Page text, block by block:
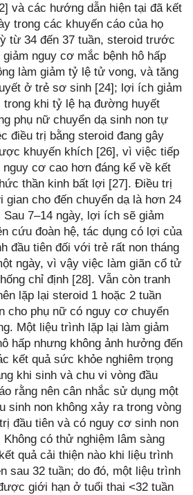
và các hướng dẫn hiện tại đã kết
trong các khuyến cáo của họ
từ 34 đến 37 tuần, steroid trước
nguy cơ mắc bệnh hô hấp
làm giảm tỷ lệ tử vong, và tăng
ở trẻ sơ sinh [24]; lợi ích giảm
trong khi tỷ lệ hạ đường huyết
phụ nữ chuyển dạ sinh non tự
điều trị bằng steroid đang gây
khuyến khích [26], vì việc tiếp
cơ cao hơn đáng kể về kết
thần kinh bất lợi [27]. Điều trị
gian cho đến chuyển dạ là hơn 24
7–14 ngày, lợi ích sẽ giảm
cứu đoàn hệ, tác dụng có lợi của
đầu tiên đối với trẻ rất non tháng
ngày, vì vậy việc làm giãn cổ tử
chỉ định [28]. Vẫn còn tranh
lặp lại steroid 1 hoặc 2 tuần
cho phụ nữ có nguy cơ chuyển
Một liệu trình lặp lại làm giảm
hấp nhưng không ảnh hưởng đến
kết quả sức khỏe nghiêm trọng
khi sinh và chu vi vòng đầu
rằng nên cân nhắc sử dụng một
sinh non không xảy ra trong vòng
đầu tiên và có nguy cơ sinh non
có thử nghiệm lâm sàng
quả cải thiện nào khi liệu trình
sau 32 tuần; do đó, một liệu trình
giới hạn ở tuổi thai <32 tuần